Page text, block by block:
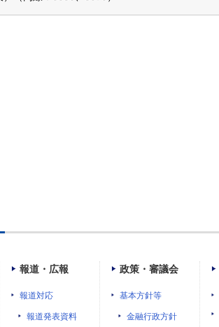
報道・広報
報道対応
報道発表資料
政策・審議会
基本方針等
金融行政方針